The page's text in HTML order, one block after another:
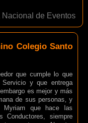
de Eventos
Colegio Santo
que cumple lo que
y que entrega
es mejor y más
de sus personas, y
que hace las
Conductores, siempre